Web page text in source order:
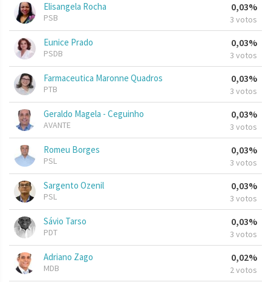
Elisangela Rocha
PSB
0,03%
3 votos
Eunice Prado
PSDB
0,03%
3 votos
Farmaceutica Maronne Quadros
PTB
0,03%
3 votos
Geraldo Magela - Ceguinho
AVANTE
0,03%
3 votos
Romeu Borges
PSL
0,03%
3 votos
Sargento Ozenil
PSL
0,03%
3 votos
Sávio Tarso
PDT
0,03%
3 votos
Adriano Zago
MDB
0,02%
2 votos